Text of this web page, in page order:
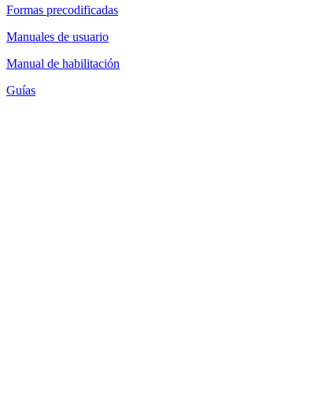
Formas precodificadas
Manuales de usuario
Manual de habilitación
Guías